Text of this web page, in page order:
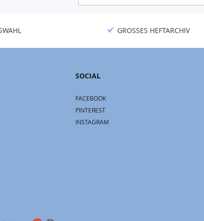
Newsletter:
GROSSES HEFTARCHIV
SOCIAL
FACEBOOK
PINTEREST
INSTAGRAM